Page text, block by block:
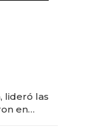
lideró las
en